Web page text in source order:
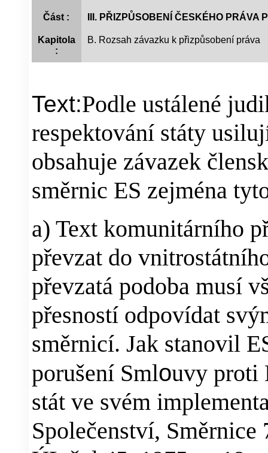
Část : III. PŘIZPŮSOBENÍ ČESKÉHO PRÁVA
Kapitola
:
B. Rozsah závazku k přizpůsobení práva
Text:Podle ustálené
respektování státy
obsahuje závazek
směrnic ES zejména
a) Text komunitárního
převzat do
převzatá podoba musí
přesností odpovídat
směrnicí. Jak stanovil
porušení Smlouvy proti
stát ve svém
Společenství, Směrnice